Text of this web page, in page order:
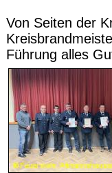
Von Seiten der
Führung alles